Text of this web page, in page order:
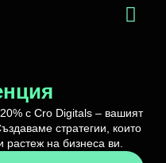
с Cro Digitals – вашият
стратегии, които
растеж на бизнеса ви.